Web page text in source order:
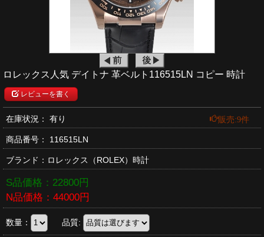
ロレックス人気 デイトナ 革ベルト116515LN コピー 時計
レビューを書く
在庫状況： 有り 販売:9件
商品番号： 116515LN
ブランド： ロレックス （ROLEX）時計
S品価格： 22800円
N品価格： 44000円
数量： 品質: